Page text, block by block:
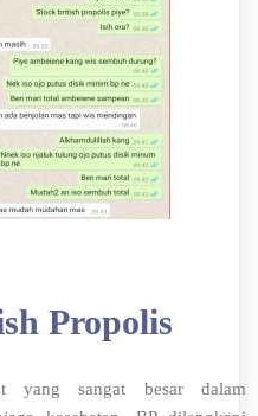
Propolis
yang sangat besar dalam